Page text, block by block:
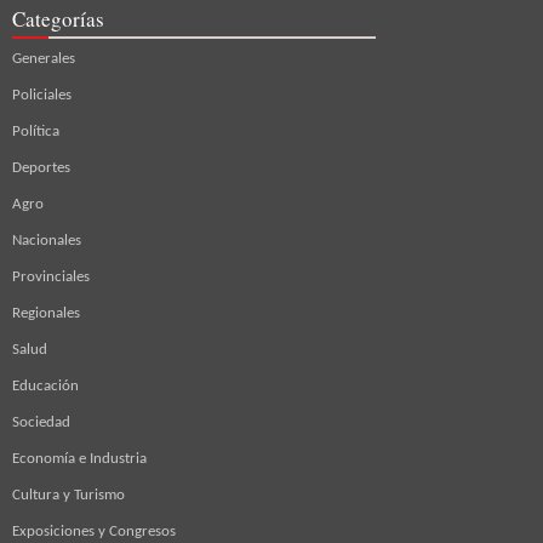
Categorías
Generales
Policiales
Política
Deportes
Agro
Nacionales
Provinciales
Regionales
Salud
Educación
Sociedad
Economía e Industria
Cultura y Turismo
Exposiciones y Congresos